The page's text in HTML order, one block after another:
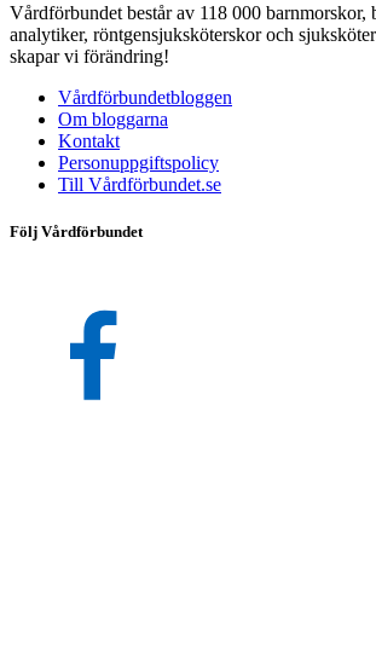
Vårdförbundet består av 118 000 barnmorskor,
analytiker, röntgensjuksköterskor och
skapar vi förändring!
Vårdförbundetbloggen
Om bloggarna
Kontakt
Personuppgiftspolicy
Till Vårdförbundet.se
Följ Vårdförbundet